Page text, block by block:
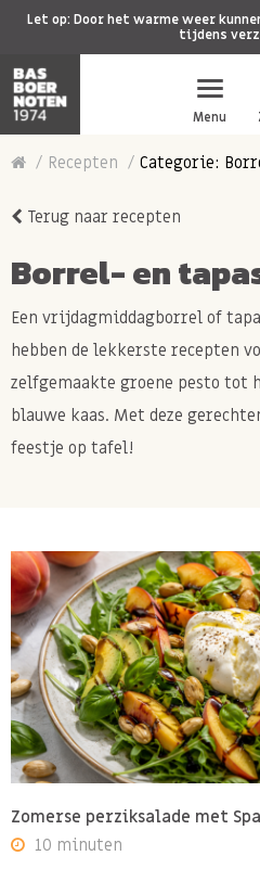
Let op: Door het warme weer
tijdens
Menu
Recepten Categorie:
Terug naar recepten
Borrel- en
Een vrijdagmiddagborrel of
hebben de lekkerste recepten
zelfgemaakte groene pesto tot
blauwe kaas. Met deze
feestje op tafel!
Zomerse perziksalade met
10 minuten